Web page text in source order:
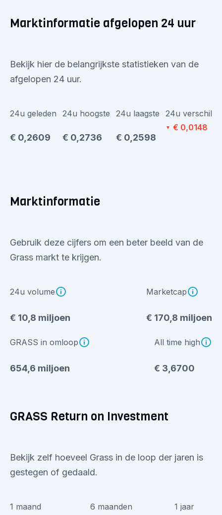
Marktinformatie afgelopen 24 uur
Bekijk hier de belangrijkste statistieken van de
afgelopen 24 uur.
24u geleden
€ 0,2609
24u hoogste
€ 0,2736
24u laagste
€ 0,2598
24u verschil
▼ € 0,0148
Marktinformatie
Gebruik deze cijfers om een beter beeld van de
Grass markt te krijgen.
24u volume
€ 10,8 miljoen
Marketcap
€ 170,8 miljoen
GRASS in omloop
654,6 miljoen
All time high
€ 3,6700
GRASS Return on Investment
Bekijk zelf hoeveel Grass in de loop der jaren is
gestegen of gedaald.
1 maand 6 maanden 1 jaar